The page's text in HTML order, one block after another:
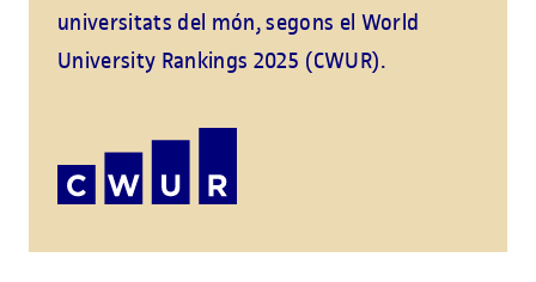
universitats del món, segons el World
University Rankings 2025 (CWUR).